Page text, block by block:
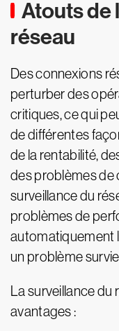
Atouts de
réseau
Des connexions
perturber des
critiques, ce qui
de différentes
de la rentabilité,
des problèmes de
surveillance du
problèmes de
automatiquement
un problème
La surveillance du
avantages :